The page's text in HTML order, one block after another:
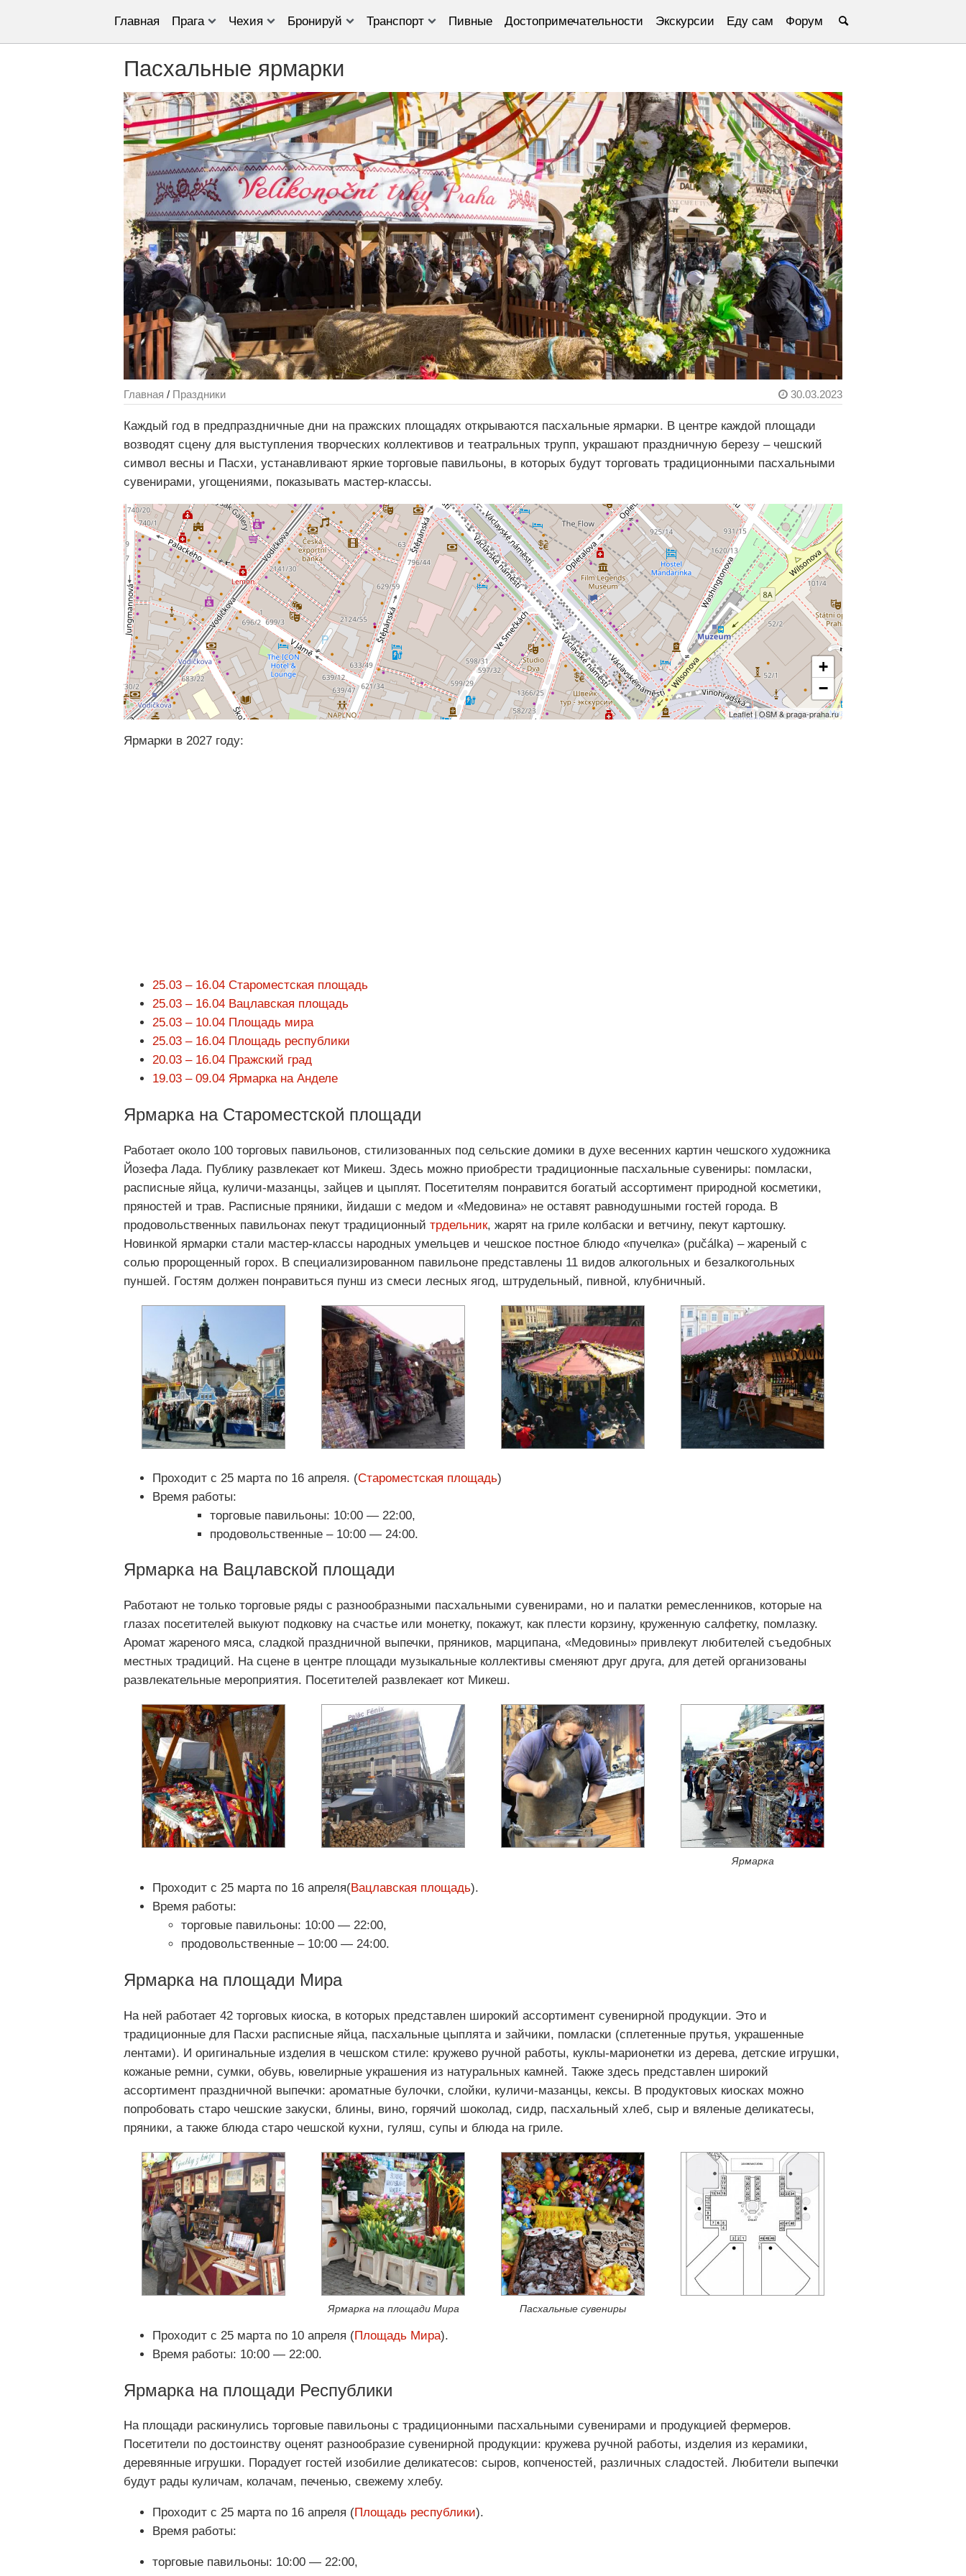
Главная Прага Чехия Бронируй Транспорт Пивные Достопримечательности Экскурсии Еду сам Форум
Пасхальные ярмарки
Главная / Праздники 30.03.2023
Каждый год в предпраздничные дни на пражских площадях открываются пасхальные ярмарки. В центре каждой площади
возводят сцену для выступления творческих коллективов и театральных трупп, украшают праздничную березу – чешский
символ весны и Пасхи, устанавливают яркие торговые павильоны, в которых будут торговать традиционными пасхальными
сувенирами, угощениями, показывать мастер-классы.
+
−
Leaflet | OSM & praga-praha.ru
Ярмарки в 2027 году:
25.03 – 16.04 Староместская площадь
25.03 – 16.04 Вацлавская площадь
25.03 – 10.04 Площадь мира
25.03 – 16.04 Площадь республики
20.03 – 16.04 Пражский град
19.03 – 09.04 Ярмарка на Анделе
Ярмарка на Староместской площади
Работает около 100 торговых павильонов, стилизованных под сельские домики в духе весенних картин чешского художника
Йозефа Лада. Публику развлекает кот Микеш. Здесь можно приобрести традиционные пасхальные сувениры: помласки,
расписные яйца, куличи-мазанцы, зайцев и цыплят. Посетителям понравится богатый ассортимент природной косметики,
пряностей и трав. Расписные пряники, йидаши с медом и «Медовина» не оставят равнодушными гостей города. В
продовольственных павильонах пекут традиционный трдельник, жарят на гриле колбаски и ветчину, пекут картошку.
Новинкой ярмарки стали мастер-классы народных умельцев и чешское постное блюдо «пучелка» (pučálka) – жареный с
солью пророщенный горох. В специализированном павильоне представлены 11 видов алкогольных и безалкогольных
пуншей. Гостям должен понравиться пунш из смеси лесных ягод, штрудельный, пивной, клубничный.
Проходит с 25 марта по 16 апреля. (Староместская площадь)
Время работы:
торговые павильоны: 10:00 — 22:00,
продовольственные – 10:00 — 24:00.
Ярмарка на Вацлавской площади
Работают не только торговые ряды с разнообразными пасхальными сувенирами, но и палатки ремесленников, которые на
глазах посетителей выкуют подковку на счастье или монетку, покажут, как плести корзину, круженную салфетку, помлазку.
Аромат жареного мяса, сладкой праздничной выпечки, пряников, марципана, «Медовины» привлекут любителей съедобных
местных традиций. На сцене в центре площади музыкальные коллективы сменяют друг друга, для детей организованы
развлекательные мероприятия. Посетителей развлекает кот Микеш.
Ярмарка
Проходит с 25 марта по 16 апреля(Вацлавская площадь).
Время работы:
торговые павильоны: 10:00 — 22:00,
продовольственные – 10:00 — 24:00.
Ярмарка на площади Мира
На ней работает 42 торговых киоска, в которых представлен широкий ассортимент сувенирной продукции. Это и
традиционные для Пасхи расписные яйца, пасхальные цыплята и зайчики, помласки (сплетенные прутья, украшенные
лентами). И оригинальные изделия в чешском стиле: кружево ручной работы, куклы-марионетки из дерева, детские игрушки,
кожаные ремни, сумки, обувь, ювелирные украшения из натуральных камней. Также здесь представлен широкий
ассортимент праздничной выпечки: ароматные булочки, слойки, куличи-мазанцы, кексы. В продуктовых киосках можно
попробовать старо чешские закуски, блины, вино, горячий шоколад, сидр, пасхальный хлеб, сыр и вяленые деликатесы,
пряники, а также блюда старо чешской кухни, гуляш, супы и блюда на гриле.
Ярмарка на площади Мира Пасхальные сувениры
Проходит с 25 марта по 10 апреля (Площадь Мира).
Время работы: 10:00 — 22:00.
Ярмарка на площади Республики
На площади раскинулись торговые павильоны с традиционными пасхальными сувенирами и продукцией фермеров.
Посетители по достоинству оценят разнообразие сувенирной продукции: кружева ручной работы, изделия из керамики,
деревянные игрушки. Порадует гостей изобилие деликатесов: сыров, копченостей, различных сладостей. Любители выпечки
будут рады куличам, колачам, печенью, свежему хлебу.
Проходит с 25 марта по 16 апреля (Площадь республики).
Время работы:
торговые павильоны: 10:00 — 22:00,